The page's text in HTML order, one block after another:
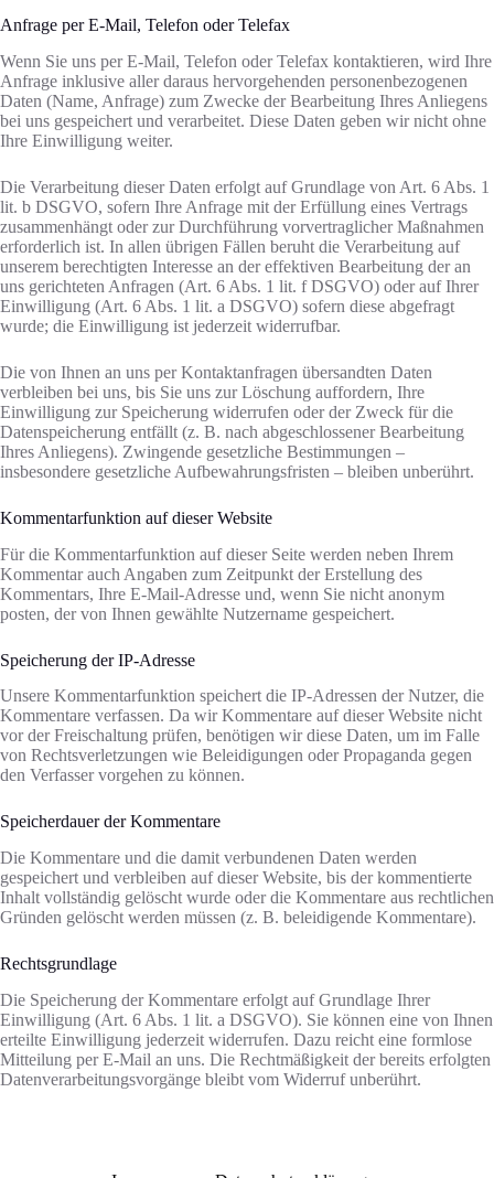
Anfrage per E-Mail, Telefon oder Telefax
Wenn Sie uns per E-Mail, Telefon oder Telefax kontaktieren, wird Ihre
Anfrage inklusive aller daraus hervorgehenden personenbezogenen
Daten (Name, Anfrage) zum Zwecke der Bearbeitung Ihres Anliegens
bei uns gespeichert und verarbeitet. Diese Daten geben wir nicht ohne
Ihre Einwilligung weiter.
Die Verarbeitung dieser Daten erfolgt auf Grundlage von Art. 6 Abs. 1
lit. b DSGVO, sofern Ihre Anfrage mit der Erfüllung eines Vertrags
zusammenhängt oder zur Durchführung vorvertraglicher Maßnahmen
erforderlich ist. In allen übrigen Fällen beruht die Verarbeitung auf
unserem berechtigten Interesse an der effektiven Bearbeitung der an
uns gerichteten Anfragen (Art. 6 Abs. 1 lit. f DSGVO) oder auf Ihrer
Einwilligung (Art. 6 Abs. 1 lit. a DSGVO) sofern diese abgefragt
wurde; die Einwilligung ist jederzeit widerrufbar.
Die von Ihnen an uns per Kontaktanfragen übersandten Daten
verbleiben bei uns, bis Sie uns zur Löschung auffordern, Ihre
Einwilligung zur Speicherung widerrufen oder der Zweck für die
Datenspeicherung entfällt (z. B. nach abgeschlossener Bearbeitung
Ihres Anliegens). Zwingende gesetzliche Bestimmungen –
insbesondere gesetzliche Aufbewahrungsfristen – bleiben unberührt.
Kommentar­funktion auf dieser Website
Für die Kommentarfunktion auf dieser Seite werden neben Ihrem
Kommentar auch Angaben zum Zeitpunkt der Erstellung des
Kommentars, Ihre E-Mail-Adresse und, wenn Sie nicht anonym
posten, der von Ihnen gewählte Nutzername gespeichert.
Speicherung der IP-Adresse
Unsere Kommentarfunktion speichert die IP-Adressen der Nutzer, die
Kommentare verfassen. Da wir Kommentare auf dieser Website nicht
vor der Freischaltung prüfen, benötigen wir diese Daten, um im Falle
von Rechtsverletzungen wie Beleidigungen oder Propaganda gegen
den Verfasser vorgehen zu können.
Speicherdauer der Kommentare
Die Kommentare und die damit verbundenen Daten werden
gespeichert und verbleiben auf dieser Website, bis der kommentierte
Inhalt vollständig gelöscht wurde oder die Kommentare aus rechtlichen
Gründen gelöscht werden müssen (z. B. beleidigende Kommentare).
Rechtsgrundlage
Die Speicherung der Kommentare erfolgt auf Grundlage Ihrer
Einwilligung (Art. 6 Abs. 1 lit. a DSGVO). Sie können eine von Ihnen
erteilte Einwilligung jederzeit widerrufen. Dazu reicht eine formlose
Mitteilung per E-Mail an uns. Die Rechtmäßigkeit der bereits erfolgten
Datenverarbeitungsvorgänge bleibt vom Widerruf unberührt.